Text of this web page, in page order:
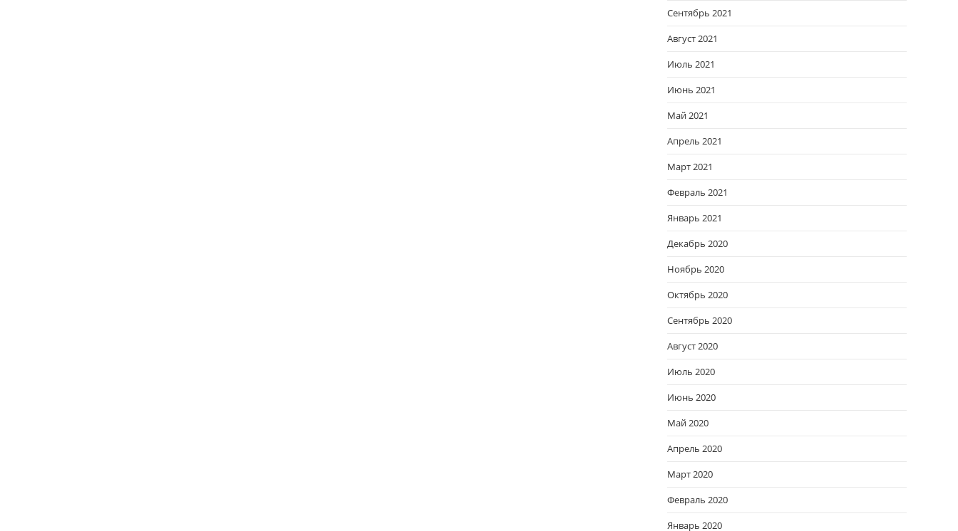
Сентябрь 2021
Август 2021
Июль 2021
Июнь 2021
Май 2021
Апрель 2021
Март 2021
Февраль 2021
Январь 2021
Декабрь 2020
Ноябрь 2020
Октябрь 2020
Сентябрь 2020
Август 2020
Июль 2020
Июнь 2020
Май 2020
Апрель 2020
Март 2020
Февраль 2020
Январь 2020